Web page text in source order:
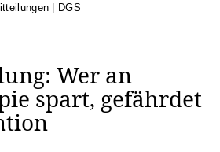
| DGS
Wer an
spart, gefährdet